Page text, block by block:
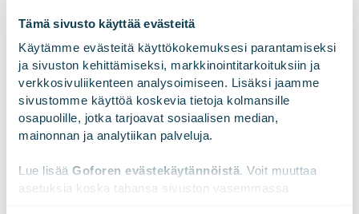
Tämä sivusto käyttää evästeitä
Käytämme evästeitä käyttökokemuksesi parantamiseksi
ja sivuston kehittämiseksi, markkinointitarkoituksiin ja
verkkosivuliikenteen analysoimiseen. Lisäksi jaamme
sivustomme käyttöä koskevia tietoja kolmansille
osapuolille, jotka tarjoavat sosiaalisen median,
mainonnan ja analytiikan palveluja.
Lue lisää Goforen evästekäytännöistä. Voit muuttaa
asetuksia koska tahansa sivuston vasemmassa
Sähköposti *
Puhelinnumero